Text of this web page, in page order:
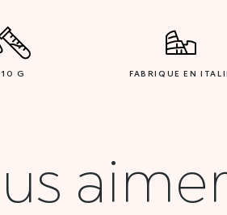
10 G FABRIQUE EN